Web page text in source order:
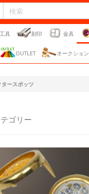
工具 刻印 金具
OUTLET オークション
タースポッツ
ゴリー